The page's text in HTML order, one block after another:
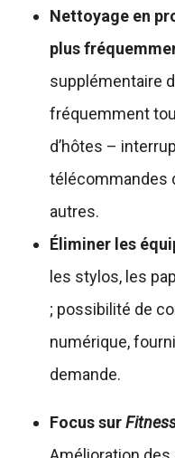
Nettoyage en
plus
supplémentaire
fréquemment
d’hôtes –
télécommandes
autres.
Éliminer les
les stylos, les
; possibilité de
numérique,
demande.
Focus sur